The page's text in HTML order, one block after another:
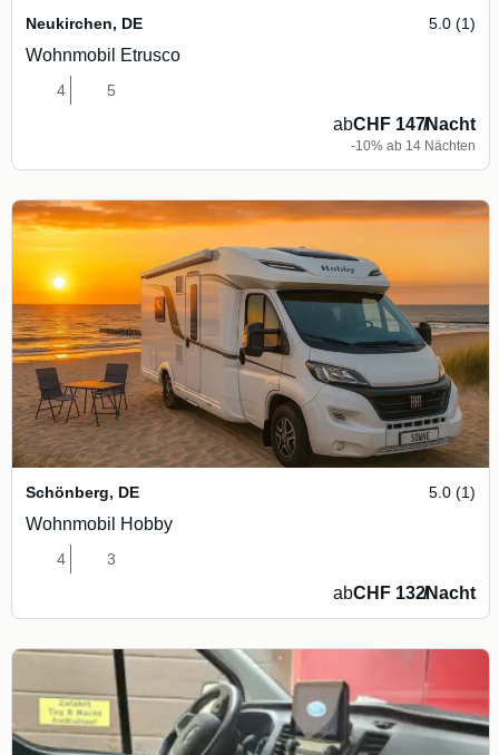
Neukirchen, DE 5.0 (1)
Wohnmobil Etrusco
4 5
abCHF 147/Nacht
-10% ab 14 Nächten
Schönberg, DE 5.0 (1)
Wohnmobil Hobby
4 3
abCHF 132/Nacht